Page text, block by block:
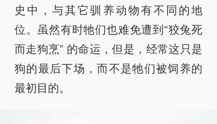
史中，与其它驯养动物有不同的地
位。虽然有时牠们也难免遭到“狡兔死
而走狗烹” 的命运，但是，经常这只是
狗的最后下场，而不是牠们被饲养的
最初目的。